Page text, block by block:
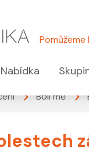
Pomůžeme
Nabídka
Bolí mě